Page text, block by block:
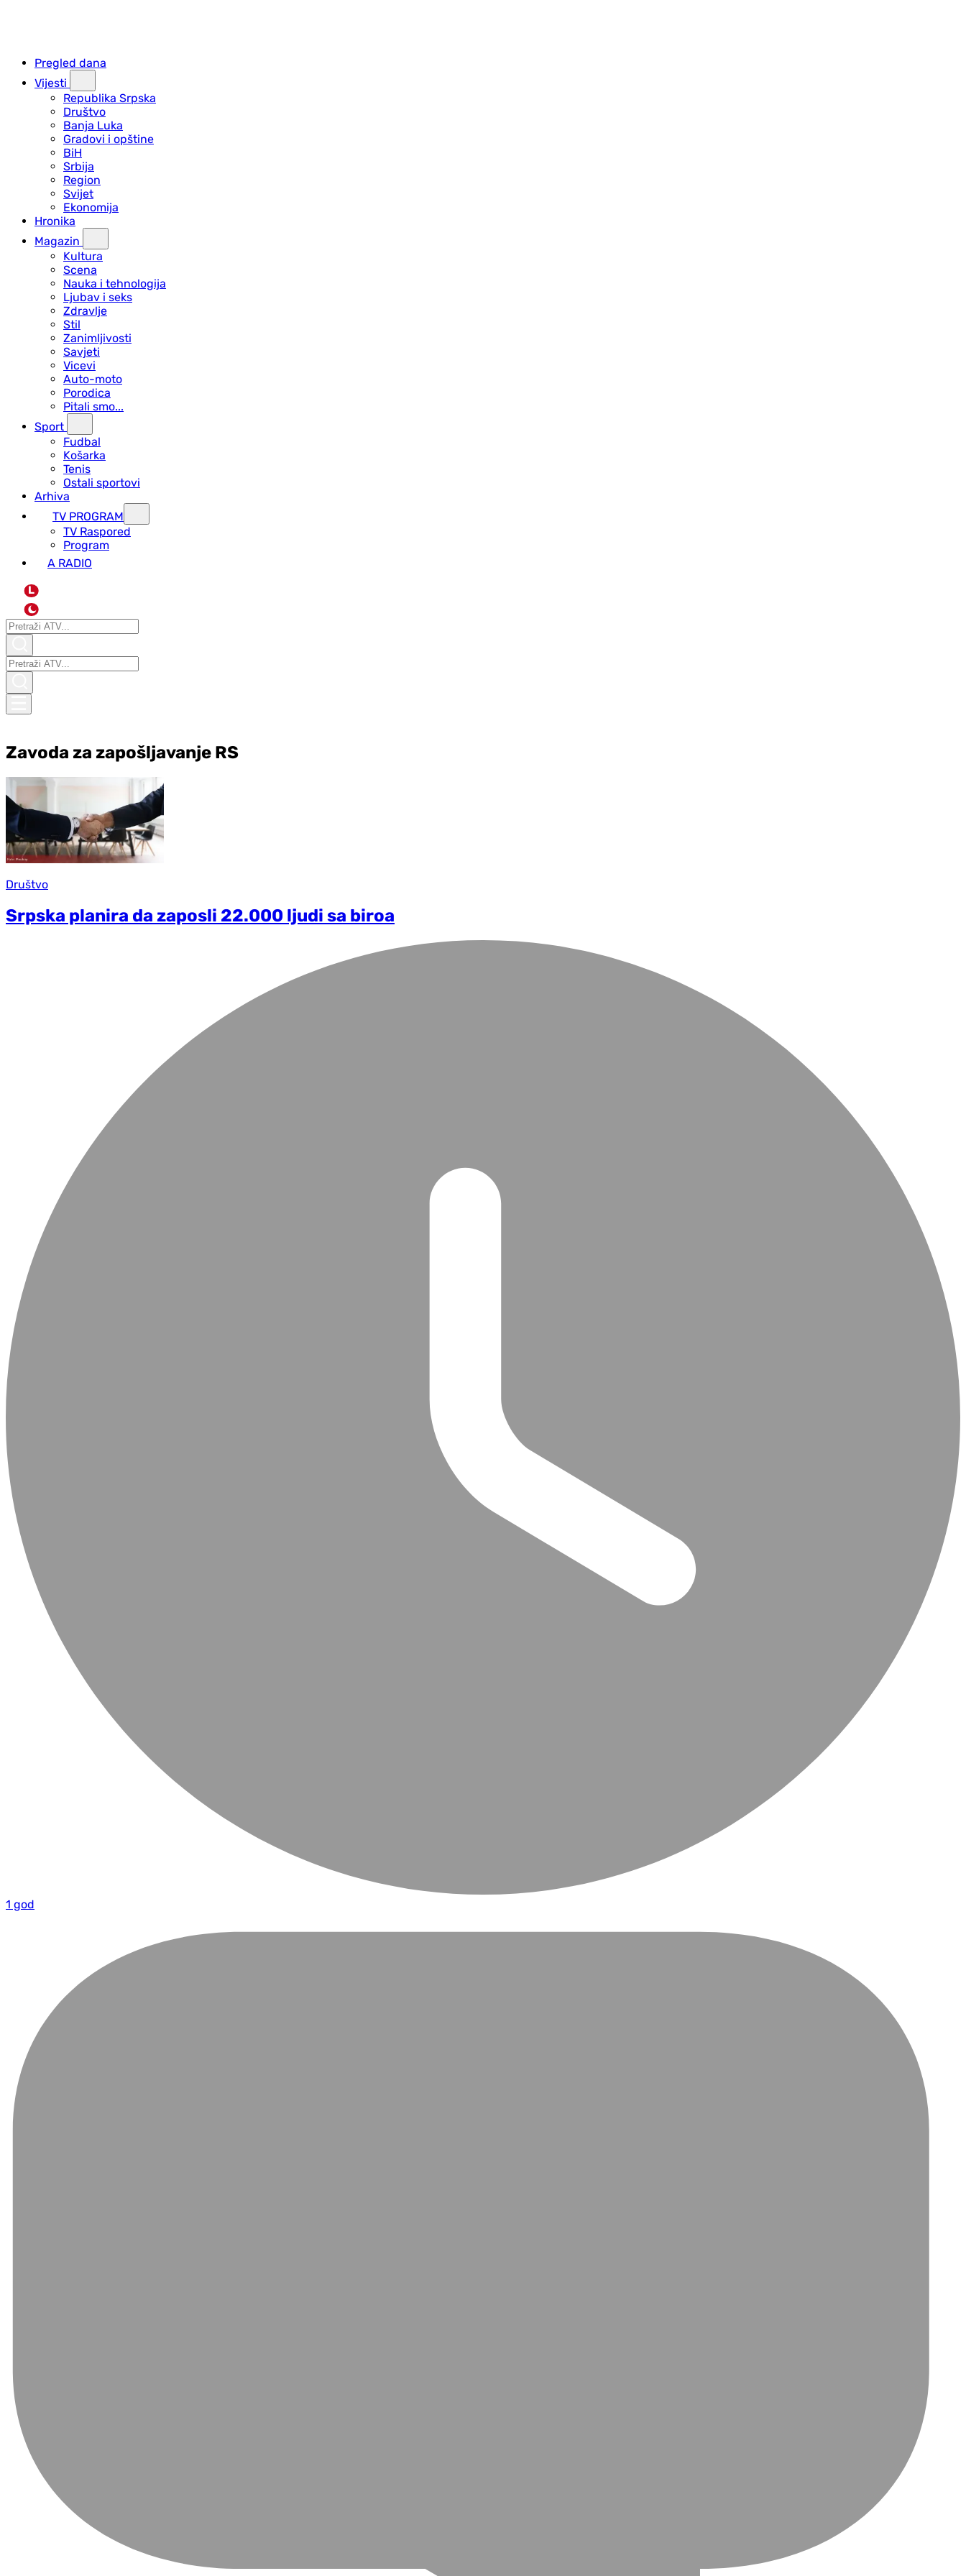
Pregled dana
Vijesti
Republika Srpska
Društvo
Banja Luka
Gradovi i opštine
BiH
Srbija
Region
Svijet
Ekonomija
Hronika
Magazin
Kultura
Scena
Nauka i tehnologija
Ljubav i seks
Zdravlje
Stil
Zanimljivosti
Savjeti
Vicevi
Auto-moto
Porodica
Pitali smo...
Sport
Fudbal
Košarka
Tenis
Ostali sportovi
Arhiva
TV PROGRAM
ТV Raspored
Program
A RADIO
L
Zavoda za zapošljavanje RS
Društvo
Srpska planira da zaposli 22.000 ljudi sa biroa
1 god